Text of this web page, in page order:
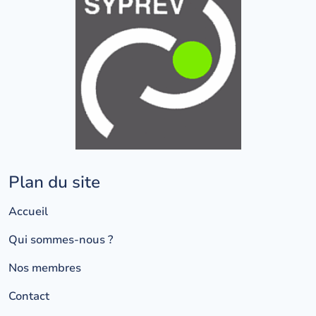
Plan du site
Accueil
Qui sommes-nous ?
Nos membres
Contact